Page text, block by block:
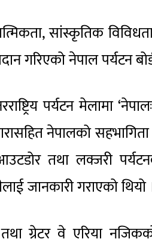
सांस्कृतिक
गरिएको नेपाल पर्यटन
पर्यटन मेलामा
नेपालको
तथा लक्जरी
जानकारी गराएको थियो
ग्रेटर वे एरिया